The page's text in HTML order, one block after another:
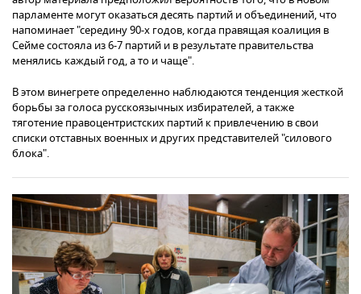
парламенте могут оказаться десять партий и объединений, что
напоминает "середину 90-х годов, когда правящая коалиция в
Сейме состояла из 6-7 партий и в результате правительства
менялись каждый год, а то и чаще".
В этом винегрете определенно наблюдаются тенденция жесткой
борьбы за голоса русскоязычных избирателей, а также
тяготение правоцентристских партий к привлечению в свои
списки отставных военных и других представителей "силового
блока".